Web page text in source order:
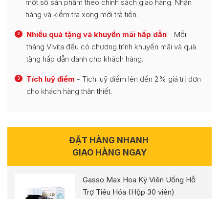
một số sản phẩm theo chính sách giao hàng. Nhận
hàng và kiểm tra xong mới trả tiền.
2 Nhiều quà tặng và khuyến mãi hấp dẫn - Mỗi
tháng Vivita đều có chương trình khuyến mãi và quà
tặng hấp dẫn dành cho khách hàng.
3 Tích luỹ điểm - Tích luỹ điểm lên đến 2% giá trị đơn
cho khách hàng thân thiết.
ĐẶT HÀNG NHANH
GIAO HÀNG NGAY
Gasso Max Hoa Kỳ Viên Uống Hỗ
Trợ Tiêu Hóa (Hộp 30 viên)